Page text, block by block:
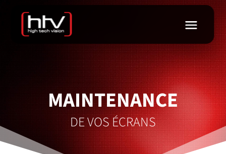
MAINTENANCE
DE VOS ÉCRANS